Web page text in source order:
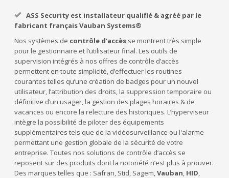
ASS Security est installateur qualifié & agréé par le
fabricant français Vauban Systems®
Nos systèmes de contrôle d’accèsse montrent très simple
pour le gestionnaire et l’utilisateur final. Les outils de
supervision intégrés à nos offres de contrôle d’accès
permettent en toute simplicité, d’effectuer les routines
courantes telles qu’une création de badges pour un nouvel
utilisateur, l’attribution des droits, la suppression temporaire ou
définitive d’un usager, la gestion des plages horaires & de
vacances ou encore la relecture des historiques. L’hyperviseur
intègre la possibilité de piloter des équipements
supplémentaires tels que de la vidéosurveillance ou l'alarme
permettant une gestion globale de la sécurité de votre
entreprise. Toutes nos solutions de contrôle d’accès se
reposent sur des produits dont la notoriété n’est plus à prouver.
Des marques telles que : Safran, Stid, Sagem,Vauban, HID,